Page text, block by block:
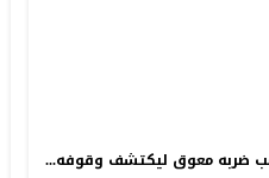
ضربه معوق ليكتشف وقوفه...